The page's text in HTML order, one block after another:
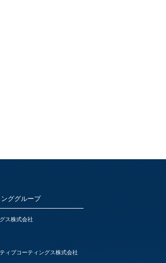
ググループ
ス株式会社
ィブコーティングス株式会社